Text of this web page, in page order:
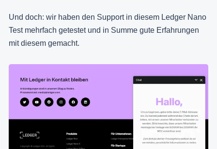
Und doch: wir haben den Support in diesem Ledger Nano
Test mehrfach getestet und in Summe gute Erfahrungen
mit diesem gemacht.